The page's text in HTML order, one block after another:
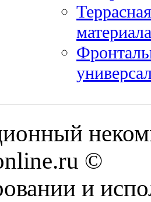
материала
©
и